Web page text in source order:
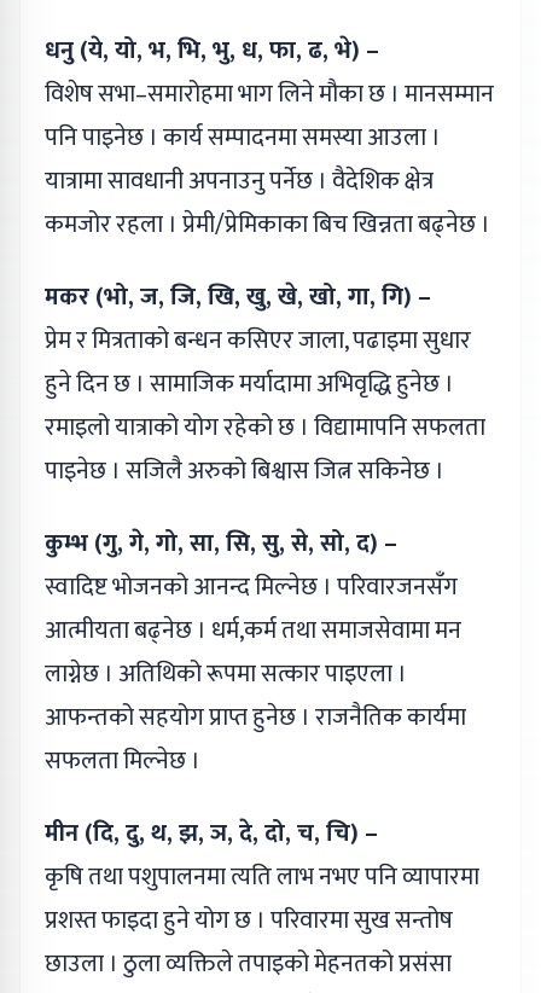
धनु (ये, यो, भ, भि, भु, ध, फा, ढ, भे) –
विशेष सभा–समारोहमा भाग लिने मौका छ । मानसम्मान
पनि पाइनेछ । कार्य सम्पादनमा समस्या आउला ।
यात्रामा सावधानी अपनाउनु पर्नेछ । वैदेशिक क्षेत्र
कमजोर रहला । प्रेमी/प्रेमिकाका बिच खिन्नता बढ्नेछ ।
मकर (भो, ज, जि, खि, खु, खे, खो, गा, गि) –
प्रेम र मित्रताको बन्धन कसिएर जाला, पढाइमा सुधार
हुने दिन छ । सामाजिक मर्यादामा अभिवृद्धि हुनेछ ।
रमाइलो यात्राको योग रहेको छ । विद्यामापनि सफलता
पाइनेछ । सजिलै अरुको बिश्वास जित्न सकिनेछ ।
कुम्भ (गु, गे, गो, सा, सि, सु, से, सो, द) –
स्वादिष्ट भोजनको आनन्द मिल्नेछ । परिवारजनसँग
आत्मीयता बढ्नेछ । धर्म,कर्म तथा समाजसेवामा मन
लाग्नेछ । अतिथिको रूपमा सत्कार पाइएला ।
आफन्तको सहयोग प्राप्त हुनेछ । राजनैतिक कार्यमा
सफलता मिल्नेछ ।
मीन (दि, दु, थ, झ, ञ, दे, दो, च, चि) –
कृषि तथा पशुपालनमा त्यति लाभ नभए पनि व्यापारमा
प्रशस्त फाइदा हुने योग छ । परिवारमा सुख सन्तोष
छाउला । ठुला व्यक्तिले तपाइको मेहनतको प्रसंसा